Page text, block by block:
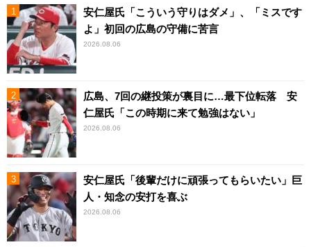
安仁屋氏「こういう守りはダメ」、「ミスです
よ」初回の広島の守備に苦言
2026.08.06
広島、7回の継投策が裏目に…最下位転落 安
仁屋氏「この時期に来て勉強はない」
2026.08.06
安仁屋氏「後輩だけに頑張ってもらいたい」巨
人・知念の安打を喜ぶ
2026.08.06